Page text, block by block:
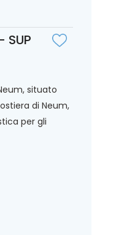
SUP
situato
di Neum,
per gli